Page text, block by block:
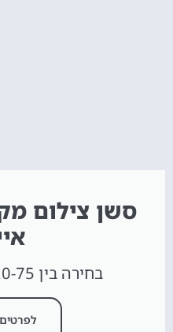
סשן צילום
בחירה בין 20-75 תמונות ערוכות